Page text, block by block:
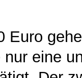
Euro
eine